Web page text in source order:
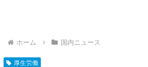
ホーム 国内ニュース
厚生労働